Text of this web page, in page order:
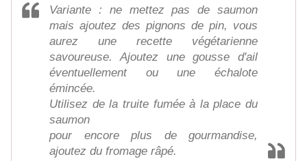
Variante : ne mettez pas de saumon
mais ajoutez des pignons de pin, vous
aurez une recette végétarienne
savoureuse. Ajoutez une gousse d'ail
éventuellement ou une échalote
émincée.
Utilisez de la truite fumée à la place du
saumon
pour encore plus de gourmandise,
ajoutez du fromage râpé.